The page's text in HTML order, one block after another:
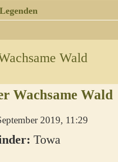
Wald
Wachsame Wald
2019, 11:29
Towa